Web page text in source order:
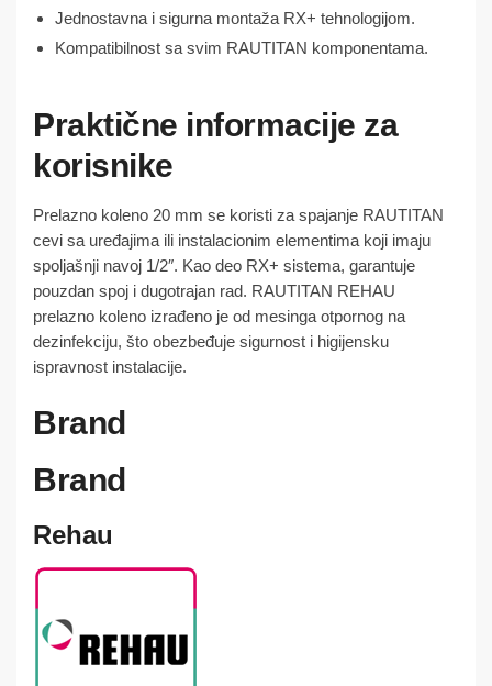
Jednostavna i sigurna montaža RX+ tehnologijom.
Kompatibilnost sa svim RAUTITAN komponentama.
Praktične informacije za
korisnike
Prelazno koleno 20 mm se koristi za spajanje RAUTITAN
cevi sa uređajima ili instalacionim elementima koji imaju
spoljašnji navoj 1/2″. Kao deo RX+ sistema, garantuje
pouzdan spoj i dugotrajan rad. RAUTITAN REHAU
prelazno koleno izrađeno je od mesinga otpornog na
dezinfekciju, što obezbeđuje sigurnost i higijensku
ispravnost instalacije.
Brand
Brand
Rehau